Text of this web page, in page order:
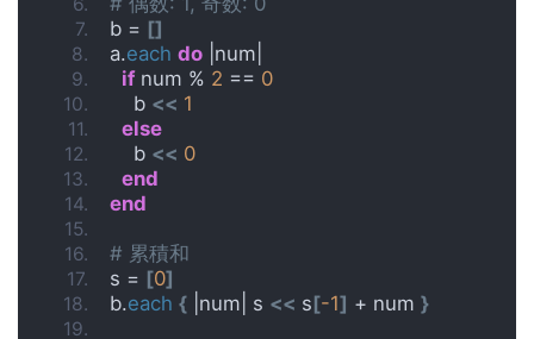
b = []
a.each do |num|
if num % 2 == 0
    b
<< 1
else
    b
<< 0
end
end
# 累積和
s = [0]
b.each { |num| s << s[-1] + num }